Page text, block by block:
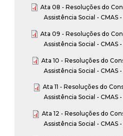
Ata 08 - Resoluções do
Assistência Social - CMAS
Ata 09 - Resoluções do
Assistência Social - CMAS
Ata 10 - Resoluções do
Assistência Social - CMAS
Ata 11 - Resoluções do
Assistência Social - CMAS
Ata 12 - Resoluções do
Assistência Social - CMAS